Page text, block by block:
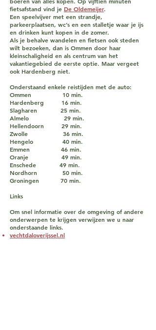
fietsafstand vind je De Oldemeijer.
Een speelvijver met een strandje,
parkeerplaatsen, wc’s en een stalletje waar je ijs
en drinken kunt kopen in de zomer.
Als je behalve wandelen en fietsen ook steden
wilt bezoeken, dan is Ommen door haar
kleinschaligheid en als centrum van het
vakantiegebied de eerste optie. Maar vergeet
ook Hardenberg niet.
Onderstaand enkele reistijden met de auto:
Ommen 10 min.
Hardenberg 16 min.
Slagharen 25 min.
Almelo 29 min.
Hellendoorn 29 min.
Zwolle 36 min.
Hengelo 40 min.
Emmen 46 min.
Oranje 49 min.
Enschede 49 min.
Nordhorn 50 min.
Groningen 70 min.
Links
Om snel informatie over de omgeving of andere
onderwerpen te krijgen verwijzen we u naar
onderstaande links.
vechtdaloverijssel.nl